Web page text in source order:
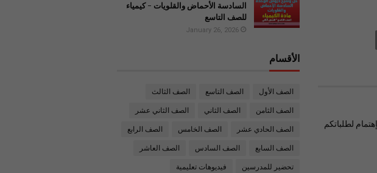
لطلباتكم
السادسة الأحماض والقلويات - كيمياء
للصف التاسع
January 26, 2026
الأقسام
الصف الأول الصف التاسع الصف الثالث
الصف الثامن الصف الثاني الصف الثاني عشر
الصف الحادي عشر الصف الخامس الصف الرابع
الصف السابع الصف السادس الصف العاشر
تحضير للمدرسين فيديوهات تعليمية